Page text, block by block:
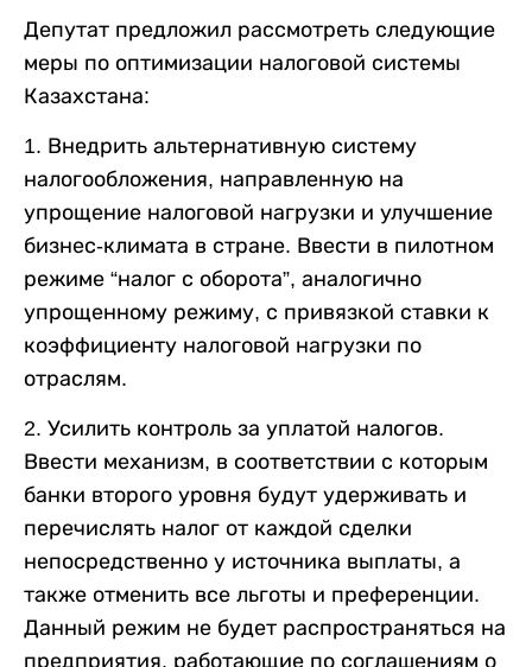
Депутат предложил рассмотреть следующие
меры по оптимизации налоговой системы
Казахстана:
1. Внедрить альтернативную систему
налогообложения, направленную на
упрощение налоговой нагрузки и улучшение
бизнес-климата в стране. Ввести в пилотном
режиме “налог с оборота”, аналогично
упрощенному режиму, с привязкой ставки к
коэффициенту налоговой нагрузки по
отраслям.
2. Усилить контроль за уплатой налогов.
Ввести механизм, в соответствии с которым
банки второго уровня будут удерживать и
перечислять налог от каждой сделки
непосредственно у источника выплаты, а
также отменить все льготы и преференции.
Данный режим не будет распространяться на
предприятия, работающие по соглашениям о